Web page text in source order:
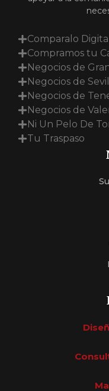
Comparalo Digital
Compramos tu
Negocios de
Negocios de
Negocios de
Negocios de
Ni Un Pelo De
Tu Traspaso